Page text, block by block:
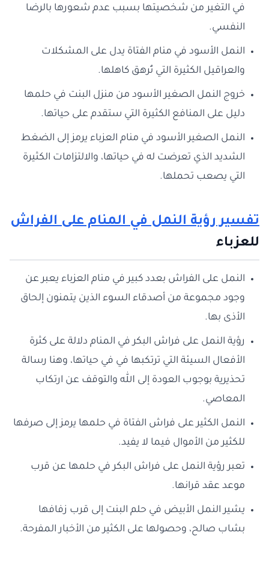
في التغير من شخصيتها بسبب عدم شعورها بالرضا
النفسي.
النمل الأسود في منام الفتاة يدل على المشكلات
والعراقيل الكثيرة التي تُرهق كاهلها.
خروج النمل الصغير الأسود من منزل البنت في حلمها
دليل على المنافع الكثيرة التي ستقدم على حياتها.
النمل الصغير الأسود في منام العزباء يرمز إلى الضغط
الشديد الذي تعرضت له في حياتها، والالتزامات الكثيرة
التي يصعب تحملها.
تفسير رؤية النمل في المنام على الفراش
للعزباء
النمل على الفراش بعدد كبير في منام العزباء يعبر عن
وجود مجموعة من أصدقاء السوء الذين يتمنون إلحاق
الأذى بها.
رؤية النمل على فراش البكر في المنام دلالة على كثرة
الأفعال السيئة التي ترتكبها في في حياتها، وهنا رسالة
تحذيرية بوجوب العودة إلى الله والتوقف عن ارتكاب
المعاصي.
النمل الكثير على فراش الفتاة في حلمها يرمز إلى صرفها
للكثير من الأموال فيما لا يفيد.
تعبر رؤية النمل على فراش البكر في حلمها عن قرب
موعد عقد قرانها.
يشير النمل الأبيض في حلم البنت إلى قرب زفافها
بشاب صالح، وحصولها على الكثير من الأخبار المفرحة.